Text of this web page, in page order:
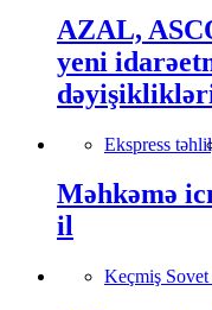
AZAL,
yeni
Ekspress
Məhkəmə
il
Keçmiş Sovet